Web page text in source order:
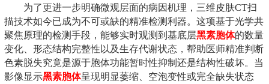
为了更进一步明确微观层面的病因机理，三维皮肤CT扫
描技术如今已成为不可或缺的精准检测利器。这项基于光学共
聚焦原理的检测手段，能够实时观测到基底层黑素胞体的数量
变化、形态结构完整性以及生存代谢状态，帮助医师精准判断
色素脱失究竟是源于胞体功能暂时性抑制还是结构性破坏。当
影像显示黑素胞体呈现明显萎缩、空泡变性或完全缺失状态